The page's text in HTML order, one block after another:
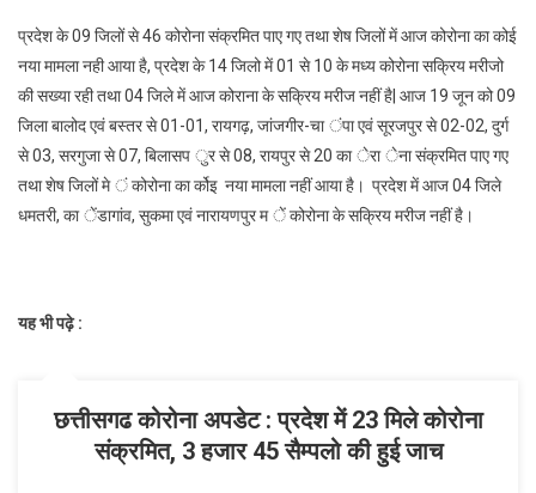
प्रदेश के 09 जिलों से 46 कोरोना संक्रमित पाए गए तथा शेष जिलों में आज कोरोना का कोई
नया मामला नही आया है, प्रदेश के 14 जिलो में 01 से 10 के मध्य कोरोना सक्रिय मरीजो
की सख्या रही तथा 04 जिले में आज कोराना के सक्रिय मरीज नहीं है| आज 19 जून को 09
जिला बालोद एवं बस्तर से 01-01, रायगढ़, जांजगीर-चा ंपा एवं सूरजपुर से 02-02, दुर्ग
से 03, सरगुजा से 07, बिलासप ुर से 08, रायपुर से 20 का ेरा ेना संक्रमित पाए गए
तथा शेष जिलों मे ं कोरोना का र्कोइ नया मामला नहीं आया है। प्रदेश में आज 04 जिले
धमतरी, का ेंडागांव, सुकमा एवं नारायणपुर म ें कोरोना के सक्रिय मरीज नहीं है।
यह भी पढ़े :
छत्तीसगढ कोरोना अपडेट : प्रदेश में 23 मिले कोरोना
संक्रमित, 3 हजार 45 सैम्पलो की हुई जाच